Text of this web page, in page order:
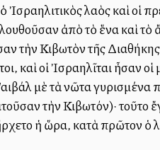
Ἰσραηλιτικὸς λαὸς καὶ οἱ
ἀπὸ τὸ ἕνα καὶ τὸ
τὴν Κιβωτὸν τῆς Διαθήκης
καὶ οἱ Ἰσραηλῖται ἦσαν οἱ
μὲ τὰ νῶτα γυρισμένα
τὴν Κιβωτόν)· τοῦτο
ἡ ὥρα, κατὰ πρῶτον ὁ